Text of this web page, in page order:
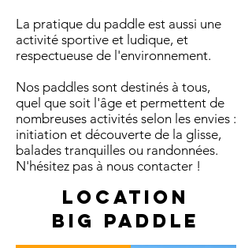
La pratique du paddle est aussi une
activité sportive et ludique, et
respectueuse de l'environnement.
Nos paddles sont destinés à tous,
quel que soit l'âge et permettent de
nombreuses activités selon les envies :
initiation et découverte de la glisse,
balades tranquilles ou randonnées.
N'hésitez pas à nous contacter !
Location
Big paddle